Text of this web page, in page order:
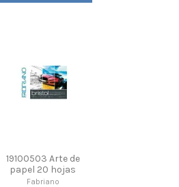
19100503 Arte de
papel 20 hojas
Fabriano